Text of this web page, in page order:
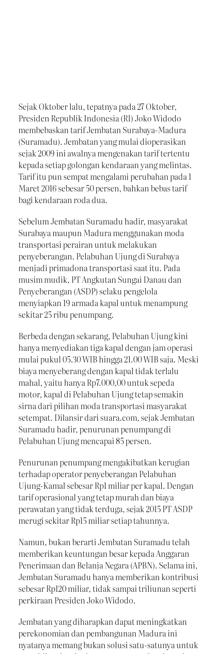
Sejak Oktober lalu, tepatnya pada 27 Oktober,
Presiden Republik Indonesia (RI) Joko Widodo
membebaskan tarif Jembatan Surabaya-Madura
(Suramadu). Jembatan yang mulai dioperasikan
sejak 2009 ini awalnya mengenakan tarif tertentu
kepada setiap golongan kendaraan yang melintas.
Tarif itu pun sempat mengalami perubahan pada 1
Maret 2016 sebesar 50 persen, bahkan bebas tarif
bagi kendaraan roda dua.
Sebelum Jembatan Suramadu hadir, masyarakat
Surabaya maupun Madura menggunakan moda
transportasi perairan untuk melakukan
penyeberangan. Pelabuhan Ujung di Surabaya
menjadi primadona transportasi saat itu. Pada
musim mudik, PT Angkutan Sungai Danau dan
Penyeberangan (ASDP) selaku pengelola
menyiapkan 19 armada kapal untuk menampung
sekitar 25 ribu penumpang.
Berbeda dengan sekarang, Pelabuhan Ujung kini
hanya menyediakan tiga kapal dengan jam operasi
mulai pukul 05.30 WIB hingga 21.00 WIB saja. Meski
biaya menyeberang dengan kapal tidak terlalu
mahal, yaitu hanya Rp7.000,00 untuk sepeda
motor, kapal di Pelabuhan Ujung tetap semakin
sirna dari pilihan moda transportasi masyarakat
setempat. Dilansir dari suara.com, sejak Jembatan
Suramadu hadir, penurunan penumpang di
Pelabuhan Ujung mencapai 85 persen.
Penurunan penumpang mengakibatkan kerugian
terhadap operator penyeberangan Pelabuhan
Ujung-Kamal sebesar Rp1 miliar per kapal. Dengan
tarif operasional yang tetap murah dan biaya
perawatan yang tidak terduga, sejak 2015 PT ASDP
merugi sekitar Rp15 miliar setiap tahunnya.
Namun, bukan berarti Jembatan Suramadu telah
memberikan keuntungan besar kepada Anggaran
Penerimaan dan Belanja Negara (APBN). Selama ini,
Jembatan Suramadu hanya memberikan kontribusi
sebesar Rp120 miliar, tidak sampai triliunan seperti
perkiraan Presiden Joko Widodo.
Jembatan yang diharapkan dapat meningkatkan
perekonomian dan pembangunan Madura ini
nyatanya memang bukan solusi satu-satunya untuk